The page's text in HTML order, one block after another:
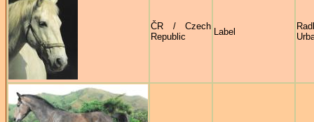
ČR / Czech
Republic
Label